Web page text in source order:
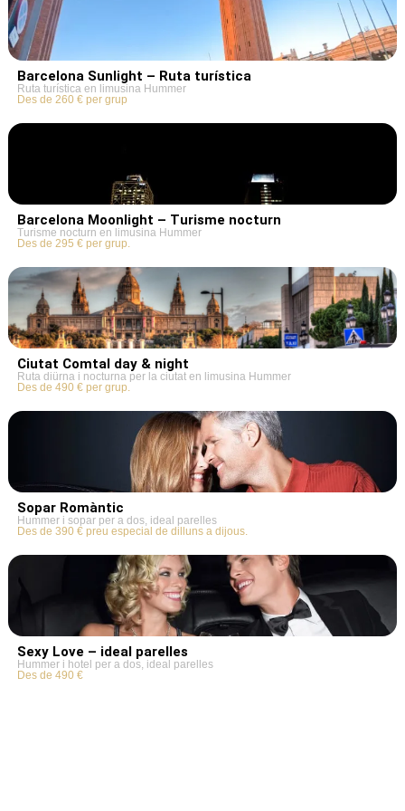
Barcelona Sunlight – Ruta turística
Ruta turística en limusina Hummer
Des de 260 € per grup
Barcelona Moonlight – Turisme nocturn
Turisme nocturn en limusina Hummer
Des de 295 € per grup.
Ciutat Comtal day & night
Ruta diürna i nocturna per la ciutat en limusina Hummer
Des de 490 € per grup.
Sopar Romàntic
Hummer i sopar per a dos, ideal parelles
Des de 390 € preu especial de dilluns a dijous.
Sexy Love – ideal parelles
Hummer i hotel per a dos, ideal parelles
Des de 490 €